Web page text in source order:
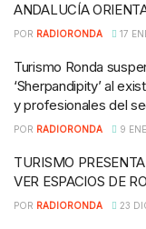
ANDALUCÍA
POR RADIORONDA 17
Turismo Ronda
‘Sherpandipity’ al
y profesionales del
POR RADIORONDA 9
TURISMO
VER ESPACIOS DE
POR RADIORONDA 23